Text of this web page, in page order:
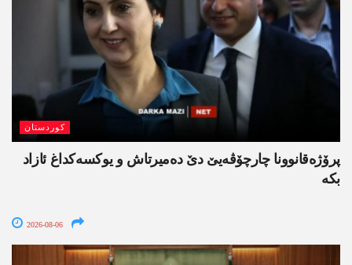
کوردستان
پرۆژەقانوونا چارچۆڤەیێ دێ دەمیرتاش و یوکسەکداغ ئازاد
بکە
2026-08-06